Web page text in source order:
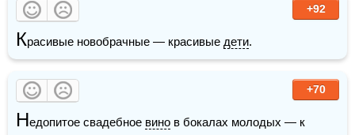
+92
Красивые новобрачные — красивые дети.
+70
Недопитое свадебное вино в бокалах молодых — к